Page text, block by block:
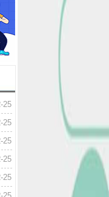
25
25
25
25
25